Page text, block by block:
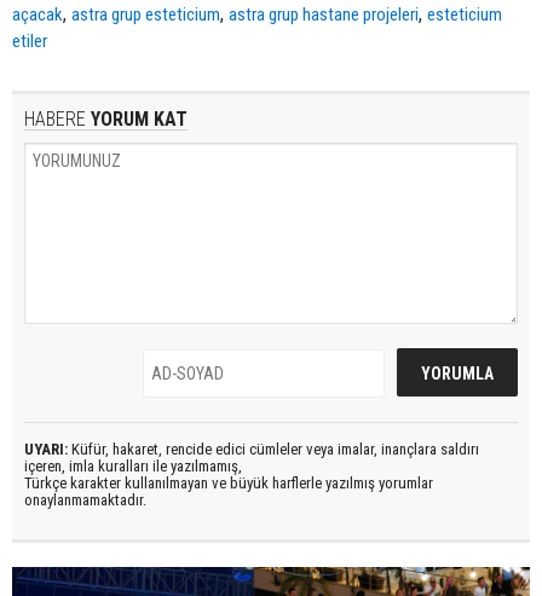
açacak, astra grup esteticium, astra grup hastane projeleri, esteticium
etiler
HABERE YORUM KAT
UYARI: Küfür, hakaret, rencide edici cümleler veya imalar, inançlara saldırı
içeren, imla kuralları ile yazılmamış,
Türkçe karakter kullanılmayan ve büyük harflerle yazılmış yorumlar
onaylanmamaktadır.